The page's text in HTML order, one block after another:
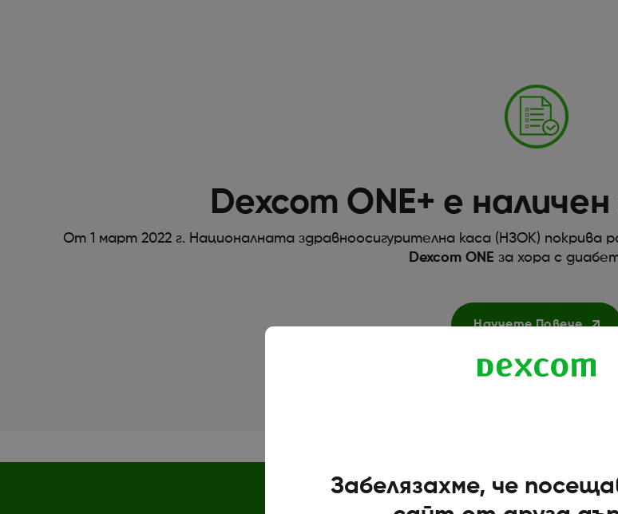
Dexcom ONE+ е
От 1 март 2022 г. Националната здравноосигурителна каса (НЗОК) покрива
Dexcom ONE за хора с
Научете Повече
Забелязахме, че